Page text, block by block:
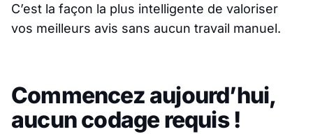
C’est la façon la plus intelligente de valoriser
vos meilleurs avis sans aucun travail manuel.
Commencez aujourd’hui,
aucun codage requis !